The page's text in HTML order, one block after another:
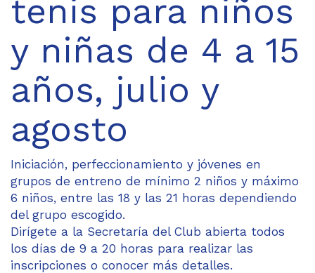
tenis para niños
y niñas de 4 a 15
años, julio y
agosto
Iniciación, perfeccionamiento y jóvenes en
grupos de entreno de mínimo 2 niños y máximo
6 niños, entre las 18 y las 21 horas dependiendo
del grupo escogido.
Dirígete a la Secretaría del Club abierta todos
los días de 9 a 20 horas para realizar las
inscripciones o conocer más detalles.